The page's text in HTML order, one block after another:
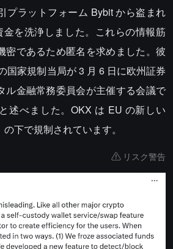
プラットフォーム Bybit から盗まれ
を洗浄しました。これらの情報筋
密であるため匿名を求めました。彼
国家規制当局が 3 月 6 日に欧州証券
ル金融常務委員会が主催する会議で
述べました。OKX は EU の新しい
下で規制されています。
リスク警告